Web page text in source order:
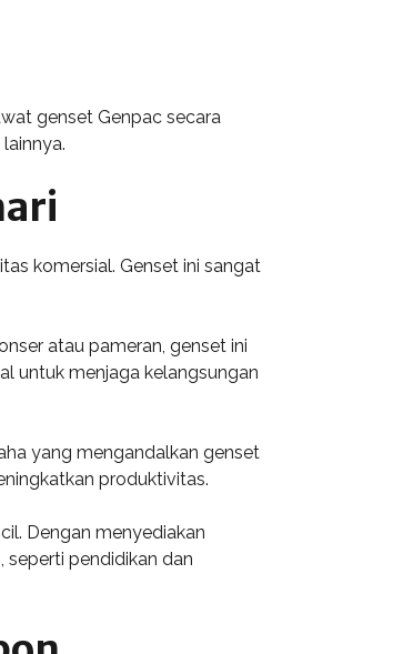
genset Genpac secara
komersial. Genset ini sangat
atau pameran, genset ini
untuk menjaga kelangsungan
yang mengandalkan genset
produktivitas.
Dengan menyediakan
seperti pendidikan dan